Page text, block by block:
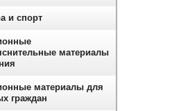
и спорт
материалы
материалы для
граждан